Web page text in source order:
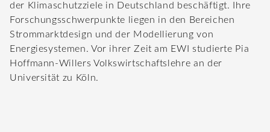
der Klimaschutzziele in Deutschland beschäftigt.
Ihre
Forschungsschwerpunkte liegen in den Bereichen
Strommarktdesign und der Modellierung von
Energiesystemen. Vor ihrer Zeit am EWI studierte Pia
Hoffmann-Willers Volkswirtschaftslehre an der
Universität zu Köln.